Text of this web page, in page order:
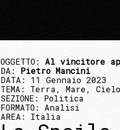
OGGETTO: Al vincitore
DA: Pietro Mancini
DATA: 11 Gennaio 2023
TEMA: Terra, Mare, Cielo
SEZIONE: Politica
FORMATO: Analisi
AREA: Italia